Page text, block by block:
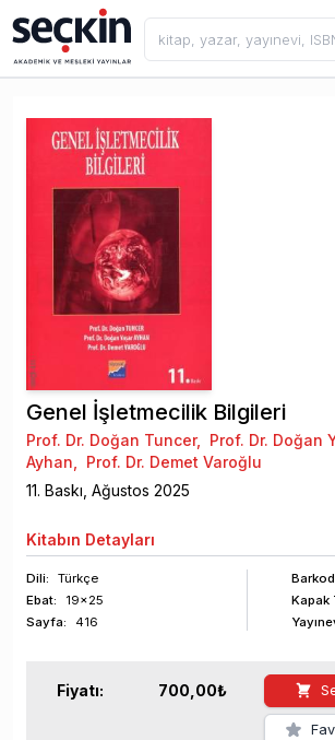
Genel İşletmecilik Bilgileri
Prof. Dr. Doğan Tuncer, Prof. Dr. Doğan
Ayhan, Prof. Dr. Demet Varoğlu
11. Baskı, Ağustos 2025
Kitabın Detayları
Dili:
Türkçe
Ebat:
19x25
Sayfa: 416
Barkod
Kapak
Fiyatı: 700,00₺